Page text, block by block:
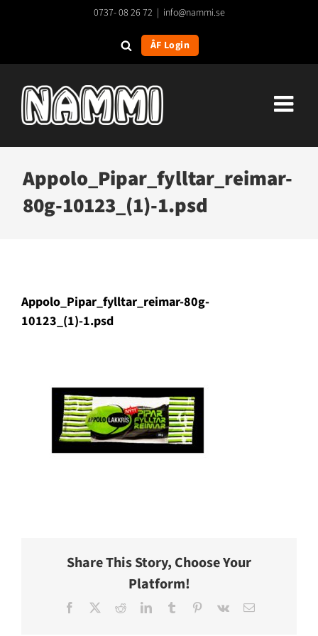
0737- 08 26 72 | info@nammi.se
ÅF Login
Appolo_Pipar_fylltar_reimar-
80g-10123_(1)-1.psd
Appolo_Pipar_fylltar_reimar-80g-
10123_(1)-1.psd
Share This Story, Choose Your
Platform!
Facebook RedditLinkedInTumblr Pinterest
Vk
E-